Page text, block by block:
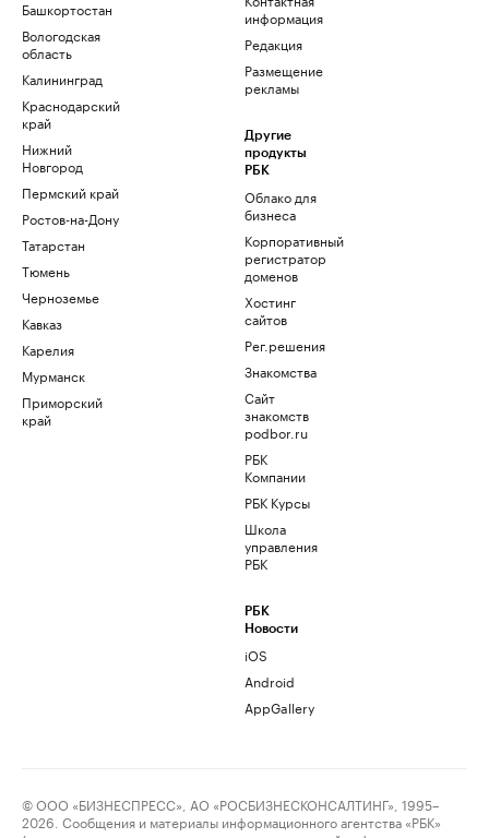
Башкортостан
Вологодская
область
Калининград
Краснодарский
край
Нижний
Новгород
Пермский край
Ростов-на-Дону
Татарстан
Тюмень
Черноземье
Кавказ
Карелия
Мурманск
Приморский
край
информация
Редакция
Размещение
рекламы
Другие
продукты
РБК
Облако для
бизнеса
Корпоративный
регистратор
доменов
Хостинг
сайтов
Рег.решения
Знакомства
Сайт
знакомств
podbor.ru
РБК
Компании
РБК Курсы
Школа
управления
РБК
РБК
Новости
iOS
Android
AppGallery
© ООО «БИЗНЕСПРЕСС», АО «РОСБИЗНЕСКОНСАЛТИНГ», 1995–
2026. Сообщения и материалы информационного агентства «РБК»